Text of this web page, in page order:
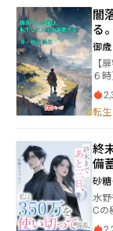
少女エ
テ
ーテ
ム
象
結末
っ
の
のパ
あ
な
さ
職
＊
ト
ら
交
で
メ
れ
闇
る。
御
【
６時更新 幼少期から両
め
は
自
な
し
て
こ
を
転生
終
備
砂
水
Cの
騙